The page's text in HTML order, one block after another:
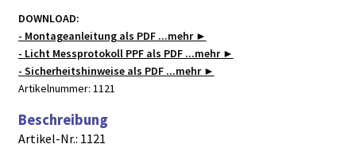
DOWNLOAD:
- Montageanleitung als PDF ...mehr ►
- Licht Messprotokoll PPF als PDF ...mehr ►
- Sicherheitshinweise als PDF ...mehr ►
Artikelnummer: 1121
Beschreibung
Artikel-Nr.: 1121